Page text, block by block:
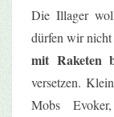
DieIllager
dürfen wir nicht
mit Raketen
versetzen.
Mobs